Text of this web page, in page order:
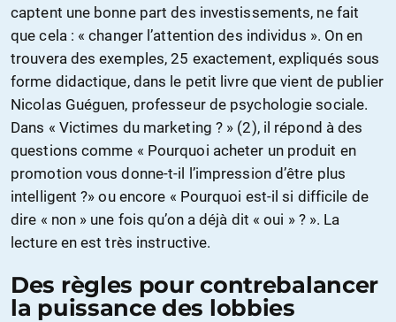
captent une bonne part des investissements, ne fait
que cela : « changer l’attention des individus ». On en
trouvera des exemples, 25 exactement, expliqués sous
forme didactique, dans le petit livre que vient de publier
Nicolas Guéguen, professeur de psychologie sociale.
Dans « Victimes du marketing ? » (2), il répond à des
questions comme « Pourquoi acheter un produit en
promotion vous donne-t-il l’impression d’être plus
intelligent ?» ou encore « Pourquoi est-il si difficile de
dire « non » une fois qu’on a déjà dit « oui » ? ». La
lecture en est très instructive.
Des règles pour contrebalancer
la puissance des lobbies